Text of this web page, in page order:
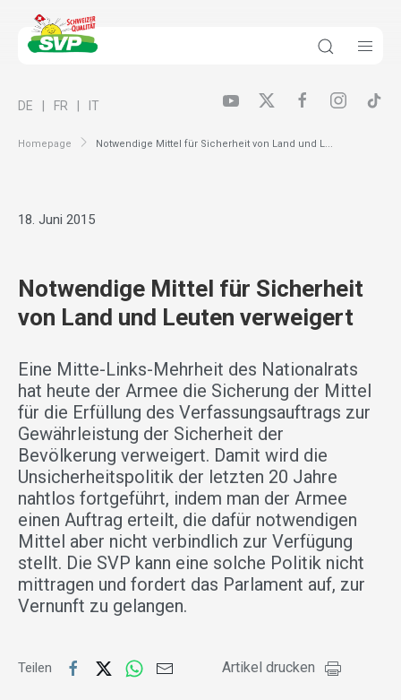
Homepage Notwendige Mittel für Sicherheit von Land und L...
DE FR IT
18. Juni 2015
Notwendige Mittel für Sicherheit
von Land und Leuten verweigert
Eine Mitte-Links-Mehrheit des Nationalrats
hat heute der Armee die Sicherung der Mittel
für die Erfüllung des Verfassungsauftrags zur
Gewährleistung der Sicherheit der
Bevölkerung verweigert. Damit wird die
Unsicherheitspolitik der letzten 20 Jahre
nahtlos fortgeführt, indem man der Armee
einen Auftrag erteilt, die dafür notwendigen
Mittel aber nicht verbindlich zur Verfügung
stellt. Die SVP kann eine solche Politik nicht
mittragen und fordert das Parlament auf, zur
Vernunft zu gelangen.
Teilen Artikel drucken